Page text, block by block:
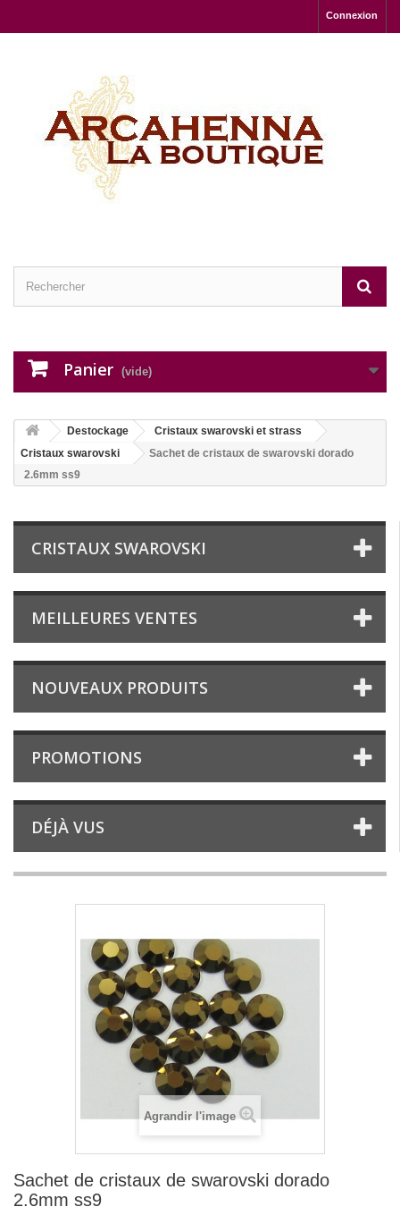
Connexion
Panier (vide)
Destockage
Cristaux swarovski et strass
Cristaux swarovski
Sachet de cristaux de swarovski dorado
2.6mm ss9
CRISTAUX SWAROVSKI
MEILLEURES VENTES
NOUVEAUX PRODUITS
PROMOTIONS
DÉJÀ VUS
Agrandir l'image
Sachet de cristaux de swarovski dorado
2.6mm ss9